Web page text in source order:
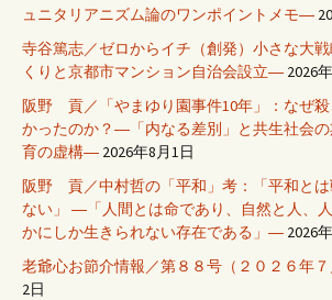
ュニタリアニズム論のワンポイントメモ―
寺谷篤志／ゼロからイチ（創発）小さな大
くりと京都市マンション自治会設立― 2026
阪野 貢／「やまゆり園事件10年」：なぜ
かったのか？―「内なる差別」と共生社会
育の虚構― 2026年8月1日
阪野 貢／中村哲の「平和」考：「平和とは
ない」 ―「人間とは命であり、自然と人、
かにしか生きられない存在である」― 2026
老爺心お節介情報／第８８号（２０２６年７
2日